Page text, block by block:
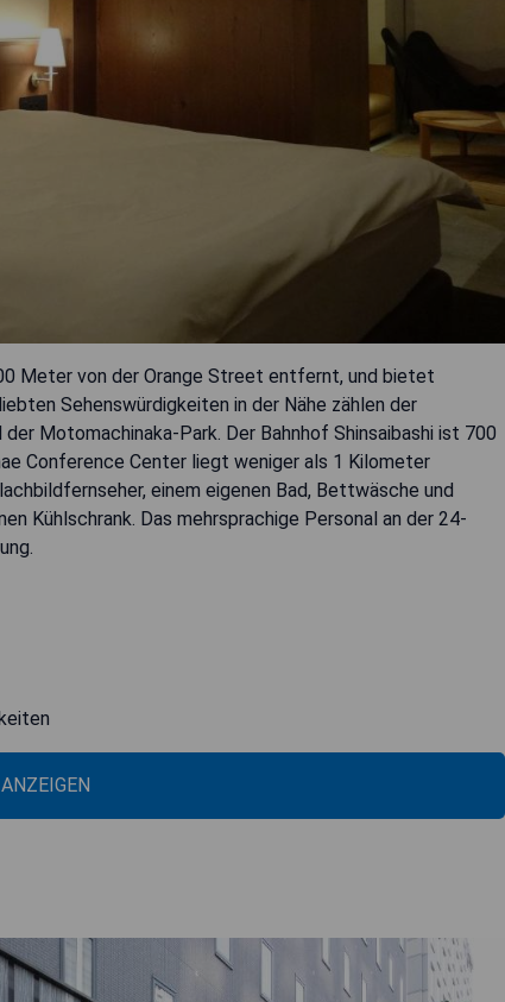
Meter von der Orange Street entfernt, und bietet
Sehenswürdigkeiten in der Nähe zählen der
Motomachinaka-Park. Der Bahnhof Shinsaibashi ist 700
Conference Center liegt weniger als 1 Kilometer
einem eigenen Bad, Bettwäsche und
Kühlschrank. Das mehrsprachige Personal an der 24-